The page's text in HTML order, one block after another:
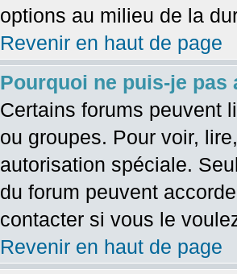
options au milieu de la
Revenir en haut de page
Pourquoi ne puis-je pas
Certains forums peuvent
ou groupes. Pour voir,
autorisation spéciale.
du forum peuvent
contacter si vous le
Revenir en haut de page